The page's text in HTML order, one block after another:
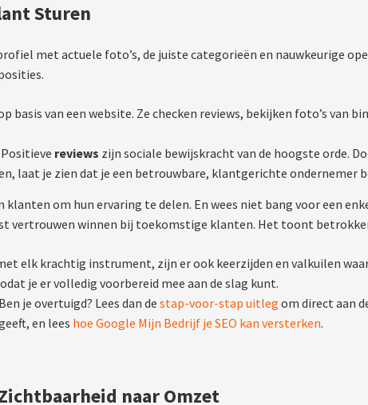
Sturen
met actuele foto’s, de juiste categorieën en nauwkeurige
van een website. Ze checken reviews, bekijken foto’s van
reviews zijn sociale bewijskracht van de hoogste orde.
laat je zien dat je een betrouwbare, klantgerichte ondernemer
om hun ervaring te delen. En wees niet bang voor een
vertrouwen winnen bij toekomstige klanten. Het toont
elk krachtig instrument, zijn er ook keerzijden en valkuilen
je er volledig voorbereid mee aan de slag kunt.
je overtuigd? Lees dan de stap-voor-stap uitleg om direct aan
en lees hoe Google Mijn Bedrijf je SEO kan versterken.
naar Omzet